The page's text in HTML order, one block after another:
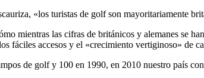
«los turistas de golf son mayoritariamente
mientras las cifras de británicos y alemanes se
fáciles accesos y el «crecimiento vertiginoso» de
de golf y 100 en 1990, en 2010 nuestro país